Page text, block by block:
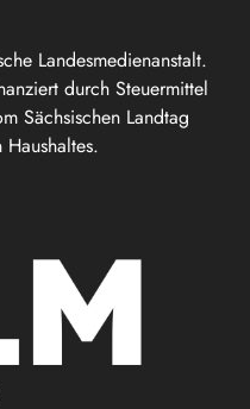
Landesmedienanstalt.
durch Steuermittel
Sächsischen Landtag
Haushaltes.